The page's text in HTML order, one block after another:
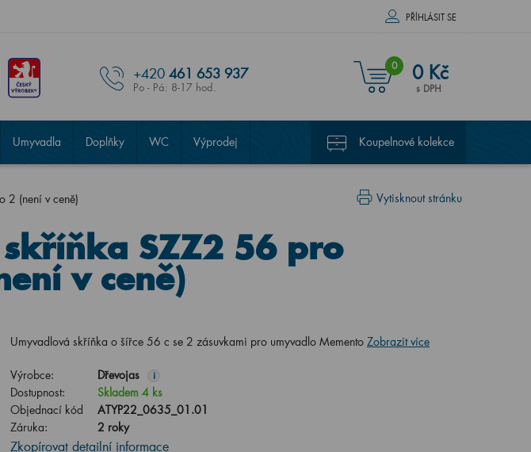
PŘÍHLÁSIT SE
+420 461 653 937
Po - Pá: 8-17 hod.
0 0 Kč
s DPH
Umyvadla Doplňky WC Výprodej Koupelnové kolekce
Vytisknout stránku
2 (není v ceně)
SZZ2 56 pro
v ceně)
Umyvadlová skříňka o šířce 56 c se 2 zásuvkami pro umyvadlo Memento Zobrazit více
Výrobce: Dřevojas i
Dostupnost:
Skladem 4 ks
Objednací kód
ATYP22_0635_01.01
Záruka:
2 roky
Zkopírovat detailní informace